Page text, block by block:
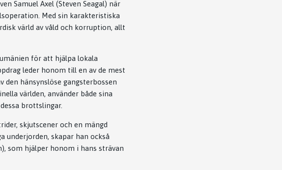
Samuel Axel (Steven Seagal) när
Med sin karakteristiska
värld av våld och korruption, allt
för att hjälpa lokala
leder honom till en av de mest
hänsynslöse gangsterbossen
världen, använder både sina
brottslingar.
skjutscener och en mängd
underjorden, skapar han också
som hjälper honom i hans strävan